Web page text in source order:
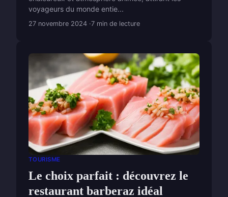
voyageurs du monde entie...
27 novembre 2024 7 min de lecture
TOURISME
Le choix parfait : découvrez le
restaurant barberaz idéal